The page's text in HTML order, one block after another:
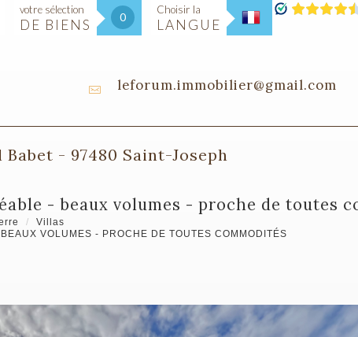
votre sélection
DE BIENS 0
Choisir la
LANGUE
leforum.immobilier@gmail.com
Babet - 97480 Saint-Joseph
- beaux volumes - proche de toutes
Villas
VOLUMES - PROCHE DE TOUTES COMMODITÉS